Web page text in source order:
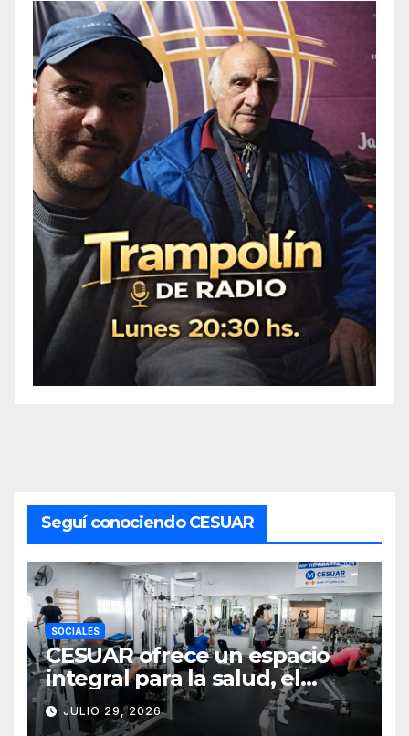
Seguí conociendo CESUAR
SOCIALES
CESUAR ofrece un espacio
integral para la salud, el
entrenamiento y el bienestar
JULIO 29, 2026